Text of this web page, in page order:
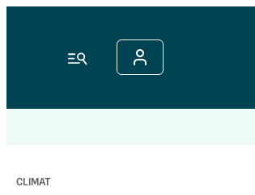
Menu
CLIMAT